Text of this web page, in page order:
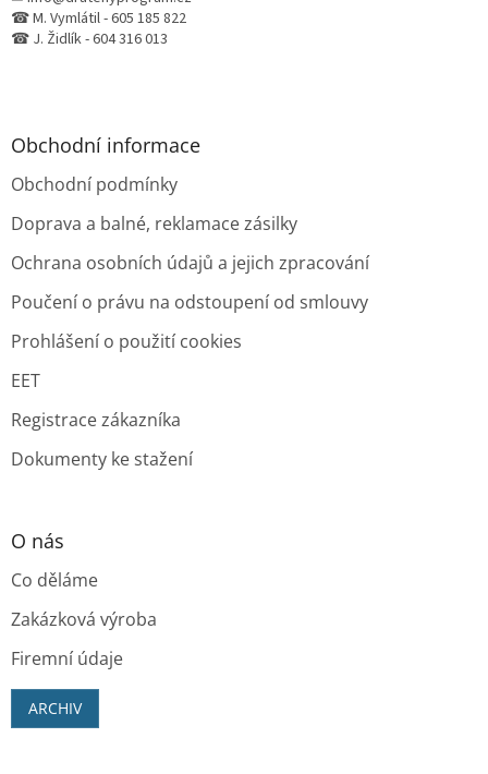
☎ M. Vymlátil - 605 185 822
☎ J. Židlík - 604 316 013
Obchodní informace
Obchodní podmínky
Doprava a balné, reklamace zásilky
Ochrana osobních údajů a jejich zpracování
Poučení o právu na odstoupení od smlouvy
Prohlášení o použití cookies
EET
Registrace zákazníka
Dokumenty ke stažení
O nás
Co děláme
Zakázková výroba
Firemní údaje
ARCHIV